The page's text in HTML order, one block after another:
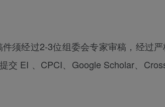
须经过2-3位组委会专家审稿，经过
交 EI 、CPCI、Google Scholar、